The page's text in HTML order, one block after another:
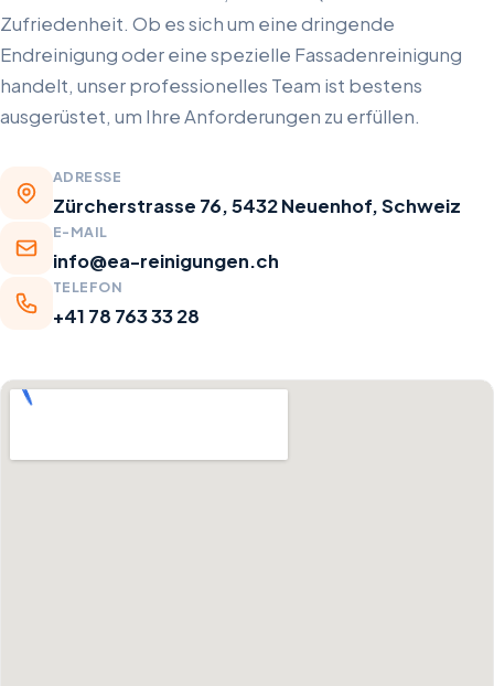
Zufriedenheit. Ob es sich um eine dringende
Endreinigung oder eine spezielle Fassadenreinigung
handelt, unser professionelles Team ist bestens
ausgerüstet, um Ihre Anforderungen zu erfüllen.
ADRESSE
Zürcherstrasse 76, 5432 Neuenhof, Schweiz
E-MAIL
info@ea-reinigungen.ch
TELEFON
+41 78 763 33 28